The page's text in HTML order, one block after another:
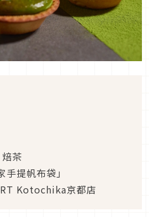
茶
提帆布袋」
Kotochika京都店